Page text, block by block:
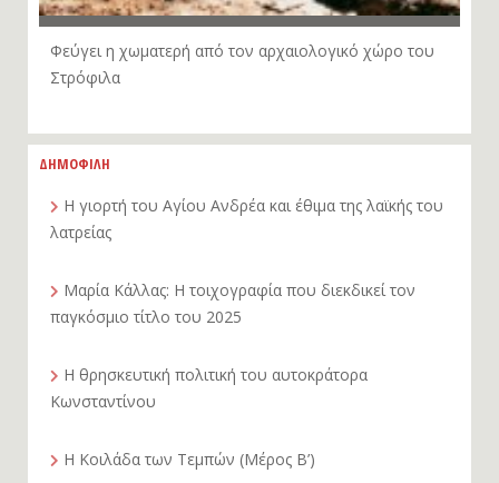
Φεύγει η χωματερή από τον αρχαιολογικό χώρο του
Στρόφιλα
ΔΗΜΟΦΙΛΗ
Η γιορτή του Αγίου Ανδρέα και έθιμα της λαϊκής του
λατρείας
Μαρία Κάλλας: Η τοιχογραφία που διεκδικεί τον
παγκόσμιο τίτλο του 2025
Η θρησκευτική πολιτική του αυτοκράτορα
Κωνσταντίνου
Η Κοιλάδα των Τεμπών (Μέρος Β’)